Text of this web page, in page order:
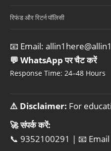
रिफंड और रिटर्न पॉलिसी
📧 Email:
💬 WhatsApp पर चैट करें
Response Time: 24–48 Hours
⚠️ Disclaimer: For
🚀 संपर्क करें:
📞 9352100291 | 📧